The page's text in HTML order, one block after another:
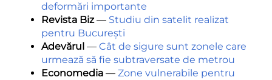
deformări importante
Revista Biz— Studiu din satelit realizat
pentru București
Adevărul — Cât de sigure sunt zonele care
urmează să fie subtraversate de metrou
Economedia — Zone vulnerabile pentru